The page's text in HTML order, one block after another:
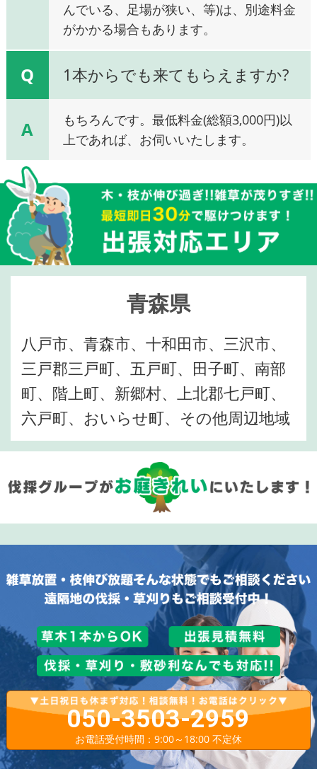
んでいる、足場が狭い、等)は、別途料金
がかかる場合もあります。
Q 1本からでも来てもらえますか?
A
もちろんです。最低料金(総額3,000円)以
上であれば、お伺いいたします。
青森県
八戸市、青森市、十和田市、三沢市、
三戸郡三戸町、五戸町、田子町、南部
町、階上町、新郷村、上北郡七戸町、
六戸町、おいらせ町、その他周辺地域
050-3503-2959
お電話受付時間：9:00～18:00 不定休